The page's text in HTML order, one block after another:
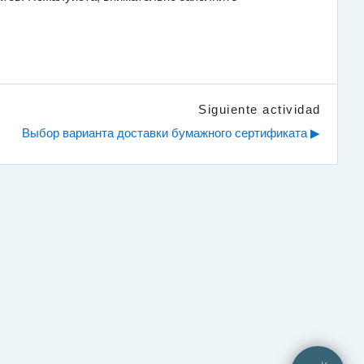
Siguiente actividad
Выбор варианта доставки бумажного сертификата ▶︎